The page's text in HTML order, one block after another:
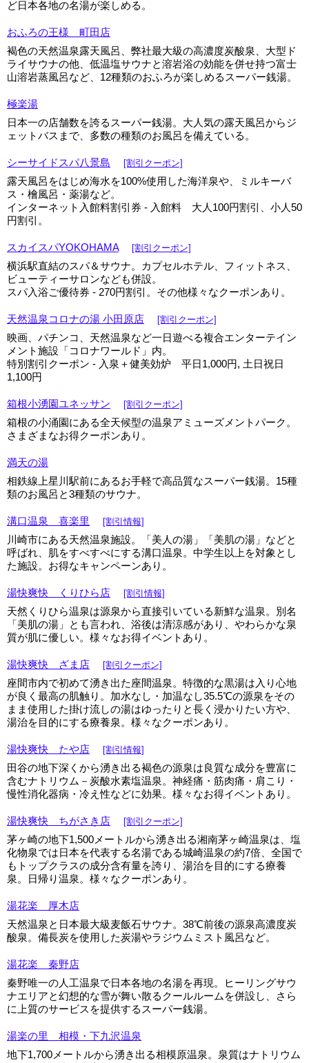
ど日本各地の名湯が楽しめる。
おふろの王様 町田店
褐色の天然温泉露天風呂、弊社最大級の高濃度炭酸泉、大型ド
ライサウナの他、低温塩サウナと溶岩浴の効能を併せ持つ富士
山溶岩蒸風呂など、12種類のおふろが楽しめるスーパー銭湯。
極楽湯
日本一の店舗数を誇るスーパー銭湯。大人気の露天風呂からジ
ェットバスまで、多数の種類のお風呂を備えている。
シーサイドスパ八景島 [割引クーポン]
露天風呂をはじめ海水を100%使用した海洋泉や、ミルキーバ
ス・檜風呂・薬湯など。
インターネット入館料割引券 - 入館料 大人100円割引、小人50
円割引。
スカイスパYOKOHAMA [割引クーポン]
横浜駅直結のスパ＆サウナ。カプセルホテル、フィットネス、
ビューティーサロンなども併設。
スパ入浴ご優待券 - 270円割引。その他様々なクーポンあり。
天然温泉コロナの湯 小田原店 [割引クーポン]
映画、パチンコ、天然温泉など一日遊べる複合エンターテイン
メント施設「コロナワールド」内。
特別割引クーポン - 入泉＋健美効炉 平日1,000円, 土日祝日
1,100円
箱根小湧園ユネッサン [割引クーポン]
箱根の小涌園にある全天候型の温泉アミューズメントパーク。
さまざまなお得クーポンあり。
満天の湯
相鉄線上星川駅前にあるお手軽で高品質なスーパー銭湯。15種
類のお風呂と3種類のサウナ。
溝口温泉 喜楽里 [割引情報]
川崎市にある天然温泉施設。「美人の湯」「美肌の湯」などと
呼ばれ、肌をすべすべにする溝口温泉。中学生以上を対象とし
た施設。お得なキャンペーンあり。
湯快爽快 くりひら店 [割引情報]
天然くりひら温泉は源泉から直接引いている新鮮な温泉。別名
「美肌の湯」とも言われ、浴後は清涼感があり、やわらかな泉
質が肌に優しい。様々なお得イベントあり。
湯快爽快 ざま店 [割引クーポン]
座間市内で初めて湧き出た座間温泉。特徴的な黒湯は入り心地
が良く最高の肌触り。加水なし・加温なし35.5℃の源泉をその
まま使用した掛け流しの湯はゆったりと長く浸かりたい方や、
湯治を目的にする療養泉。様々なクーポンあり。
湯快爽快 たや店 [割引情報]
田谷の地下深くから湧き出る褐色の源泉は良質な成分を豊富に
含むナトリウム－炭酸水素塩温泉。神経痛・筋肉痛・肩こり・
慢性消化器病・冷え性などに効果。様々なお得イベントあり。
湯快爽快 ちがさき店 [割引クーポン]
茅ヶ崎の地下1,500メートルから湧き出る湘南茅ヶ崎温泉は、塩
化物泉では日本を代表する名湯である城崎温泉の約7倍、全国で
もトップクラスの成分含有量を誇り、湯治を目的にする療養
泉。日帰り温泉。様々なクーポンあり。
湯花楽 厚木店
天然温泉と日本最大級麦飯石サウナ。38℃前後の源泉高濃度炭
酸泉。備長炭を使用した炭湯やラジウムミスト風呂など。
湯花楽 秦野店
秦野唯一の人工温泉で日本各地の名湯を再現。ヒーリングサウ
ナエリアと幻想的な雪が舞い散るクールルームを併設し、さら
に上質のサービスを提供するスーパー銭湯。
湯楽の里 相模・下九沢温泉
地下1,700メートルから湧き出る相模原温泉。泉質はナトリウム